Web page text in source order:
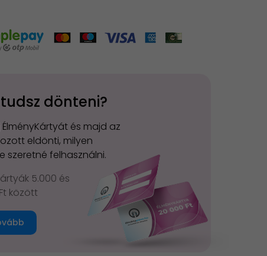
dönteni?
és majd az
eldönti, milyen
szeretné felhasználni.
5.000 és
között